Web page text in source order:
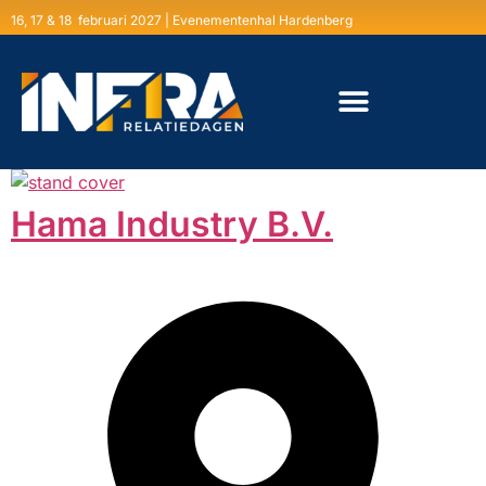
16, 17 & 18 februari 2027 | Evenementenhal Hardenberg
Hama Industry B.V.